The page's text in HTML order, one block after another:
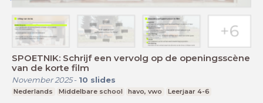
SPOETNIK: Schrijf een vervolg op de openingsscène
van de korte film
November 2025- 10 slides
Nederlands Middelbare school havo, vwo Leerjaar 4-6